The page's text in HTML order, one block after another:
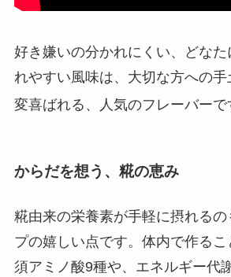
好き嫌いの分かれにくい、どなた
れやすい風味は、大切な方への
変喜ばれる、人気のフレーバーで
からだを想う、糀の恵み
糀由来の栄養素が手軽に摂れるの
プの嬉しい点です。体内で作る
須アミノ酸9種や、エネルギー代